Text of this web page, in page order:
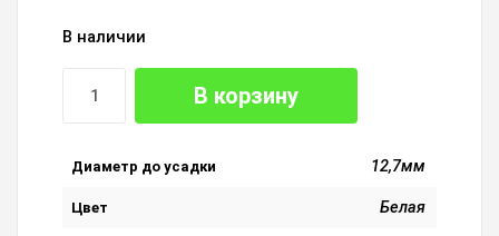
В наличии
В корзину
Диаметр до усадки 12,7мм
Цвет Белая